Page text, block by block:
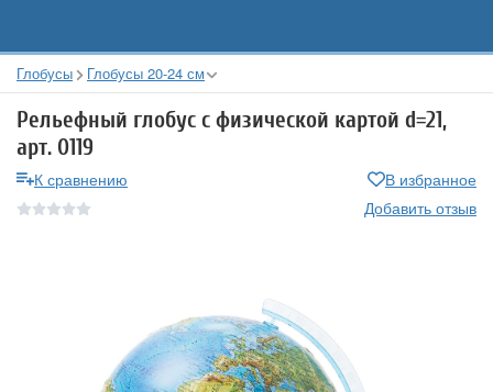
Глобусы Глобусы 20-24 см
Рельефный глобус с физической картой d=21,
арт. 0119
К сравнению
В избранное
Добавить отзыв